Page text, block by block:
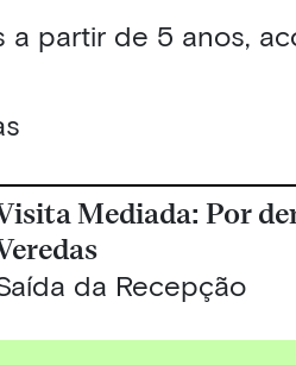
a partir de 5 anos,
Mediada: Por
da Recepção